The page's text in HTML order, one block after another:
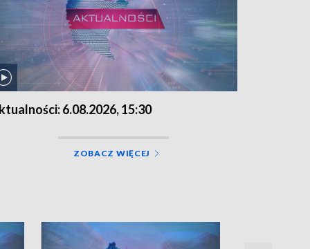
6.08.2026, 15:30
ZOBACZ WIĘCEJ